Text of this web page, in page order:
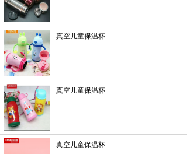
真空儿童保温杯
真空儿童保温杯
真空儿童保温杯